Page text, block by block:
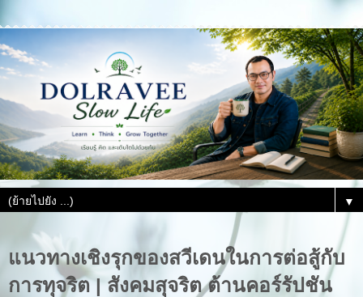
▼
แนวทางเชิงรุกของสวีเดนในการต่อสู้กับ
การทุจริต | สังคมสุจริต ต้านคอร์รัปชัน